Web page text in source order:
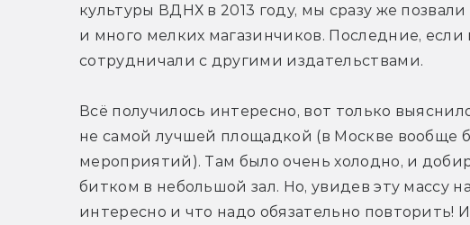
культуры ВДНХ в 2013 году, мы сразу же
и много мелких магазинчиков. Последние,
сотрудничали с другими издательствами.
Всё получилось интересно, вот только
не самой лучшей площадкой (в Москве вообще
мероприятий). Там было очень холодно, и
битком в небольшой зал. Но, увидев эту массу
интересно и что надо обязательно повторить!